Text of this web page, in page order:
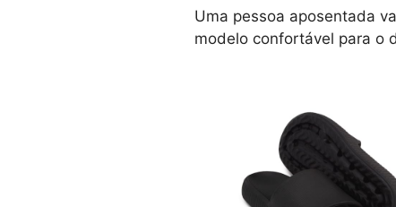
Uma pessoa aposentada
modelo confortável para o